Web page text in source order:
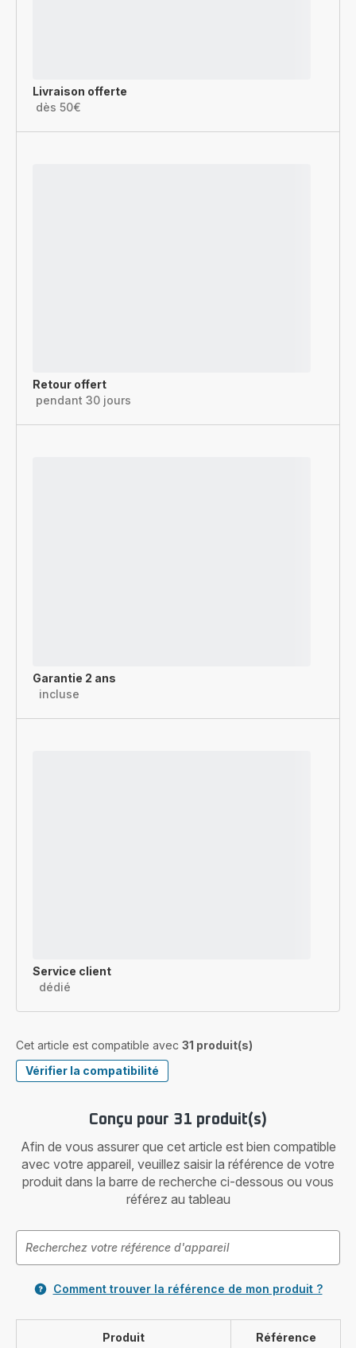
Livraison offerte
dès 50€
Retour offert
pendant 30 jours
Garantie 2 ans
incluse
Service client
dédié
Cet article est compatible avec 31 produit(s)
Vérifier la compatibilité
Conçu pour 31 produit(s)
Afin de vous assurer que cet article est bien compatible
avec votre appareil, veuillez saisir la référence de votre
produit dans la barre de recherche ci-dessous ou vous
référez au tableau
Comment trouver la référence de mon produit ?
Produit Référence